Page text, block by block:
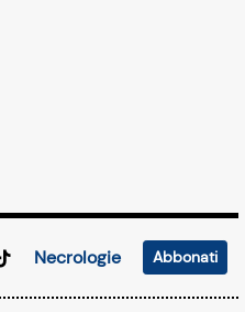
Necrologie Abbonati